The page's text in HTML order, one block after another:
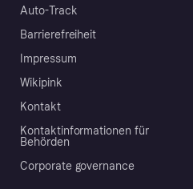
Auto-Track
Barrierefreiheit
Impressum
Wikipink
Kontakt
Kontaktinformationen für
Behörden
Corporate governance